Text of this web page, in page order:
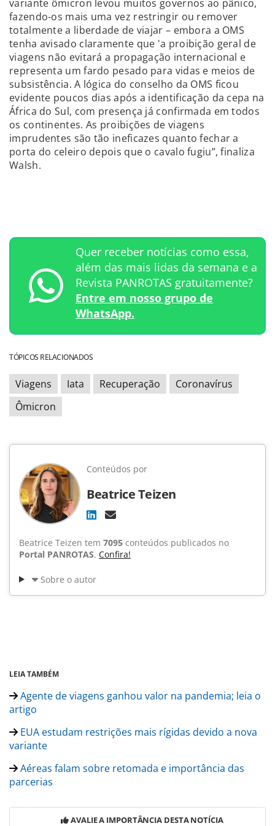
variante ômicron levou muitos governos ao pânico,
fazendo-os mais uma vez restringir ou remover
totalmente a liberdade de viajar – embora a OMS
tenha avisado claramente que 'a proibição geral de
viagens não evitará a propagação internacional e
representa um fardo pesado para vidas e meios de
subsistência. A lógica do conselho da OMS ficou
evidente poucos dias após a identificação da cepa na
África do Sul, com presença já confirmada em todos
os continentes. As proibições de viagens
imprudentes são tão ineficazes quanto fechar a
porta do celeiro depois que o cavalo fugiu”, finaliza
Walsh.
Quer receber notícias como essa,
além das mais lidas da semana e a
Revista PANROTAS gratuitamente?
Entre em nosso grupo de
WhatsApp.
TÓPICOS RELACIONADOS
Viagens Iata Recuperação
Coronavírus
Ômicron
Conteúdos por
Beatrice Teizen
Beatrice Teizen tem 7095 conteúdos publicados no
Portal PANROTAS. Confira!
Sobre o autor
LEIA TAMBÉM
Agente de viagens ganhou valor na pandemia; leia o
artigo
EUA estudam restrições mais rígidas devido a nova
variante
Aéreas falam sobre retomada e importância das
parcerias
AVALIE A IMPORTÂNCIA DESTA NOTÍCIA